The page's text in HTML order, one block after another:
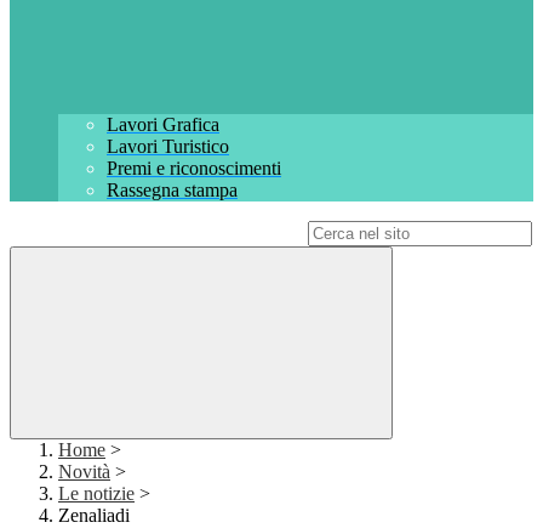
Lavori Grafica
Lavori Turistico
Premi e riconoscimenti
Rassegna stampa
Home >
Novità >
Le notizie >
Zenaliadi